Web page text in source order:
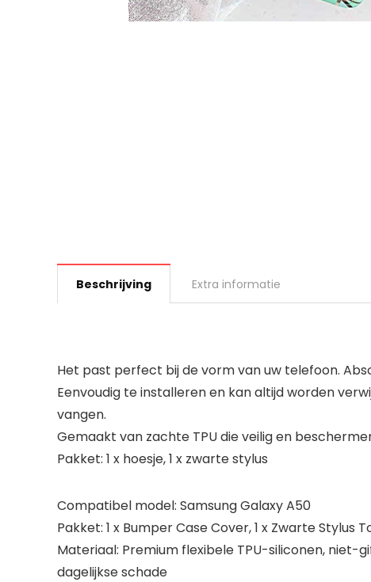
Beschrijving Extra informatie
Het past perfect bij de vorm van uw telefoon.
Eenvoudig te installeren en kan altijd worden
vangen.
Gemaakt van zachte TPU die veilig en
Pakket: 1 x hoesje, 1 x zwarte stylus
Compatibel model: Samsung Galaxy A50
Pakket: 1 x Bumper Case Cover, 1 x Zwarte Stylus
Materiaal: Premium flexibele TPU-siliconen,
dagelijkse schade